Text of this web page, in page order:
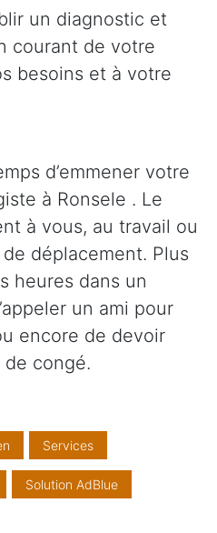
un diagnostic et
courant de votre
besoins et à votre
d’emmener votre
à Ronsele . Le
à vous, au travail ou
déplacement. Plus
heures dans un
un ami pour
encore de devoir
congé.
Services
Solution AdBlue